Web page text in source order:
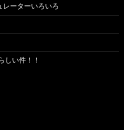
ーターいろいろ
しい件！！